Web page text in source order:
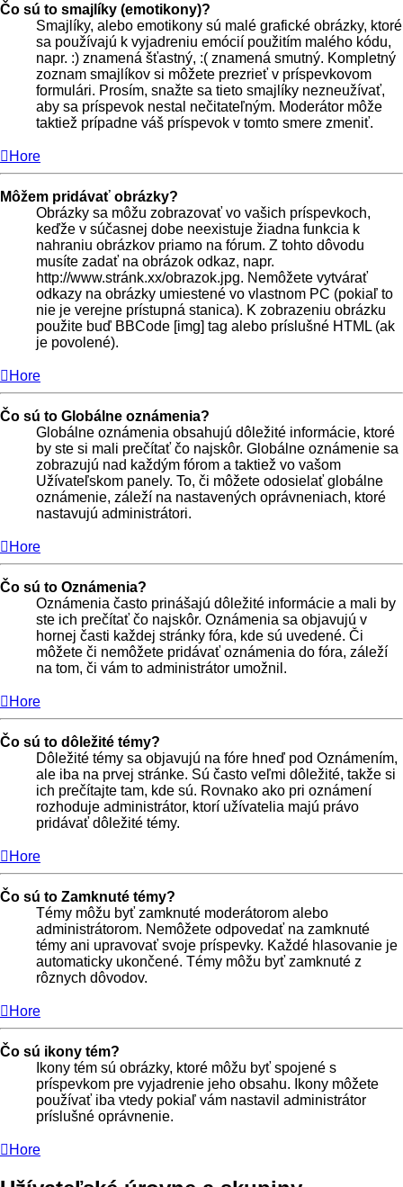
Čo sú to smajlíky (emotikony)?
Smajlíky, alebo emotikony sú malé grafické obrázky, ktoré
sa používajú k vyjadreniu emócií použitím malého kódu,
napr. :) znamená šťastný, :( znamená smutný. Kompletný
zoznam smajlíkov si môžete prezrieť v príspevkovom
formulári. Prosím, snažte sa tieto smajlíky nezneužívať,
aby sa príspevok nestal nečitateľným. Moderátor môže
taktiež prípadne váš príspevok v tomto smere zmeniť.
Hore
Môžem pridávať obrázky?
Obrázky sa môžu zobrazovať vo vašich príspevkoch,
keďže v súčasnej dobe neexistuje žiadna funkcia k
nahraniu obrázkov priamo na fórum. Z tohto dôvodu
musíte zadať na obrázok odkaz, napr.
http://www.stránk.xx/obrazok.jpg. Nemôžete vytvárať
odkazy na obrázky umiestené vo vlastnom PC (pokiaľ to
nie je verejne prístupná stanica). K zobrazeniu obrázku
použite buď BBCode [img] tag alebo príslušné HTML (ak
je povolené).
Hore
Čo sú to Globálne oznámenia?
Globálne oznámenia obsahujú dôležité informácie, ktoré
by ste si mali prečítať čo najskôr. Globálne oznámenie sa
zobrazujú nad každým fórom a taktiež vo vašom
Užívateľskom panely. To, či môžete odosielať globálne
oznámenie, záleží na nastavených oprávneniach, ktoré
nastavujú administrátori.
Hore
Čo sú to Oznámenia?
Oznámenia často prinášajú dôležité informácie a mali by
ste ich prečítať čo najskôr. Oznámenia sa objavujú v
hornej časti každej stránky fóra, kde sú uvedené. Či
môžete či nemôžete pridávať oznámenia do fóra, záleží
na tom, či vám to administrátor umožnil.
Hore
Čo sú to dôležité témy?
Dôležité témy sa objavujú na fóre hneď pod Oznámením,
ale iba na prvej stránke. Sú často veľmi dôležité, takže si
ich prečítajte tam, kde sú. Rovnako ako pri oznámení
rozhoduje administrátor, ktorí užívatelia majú právo
pridávať dôležité témy.
Hore
Čo sú to Zamknuté témy?
Témy môžu byť zamknuté moderátorom alebo
administrátorom. Nemôžete odpovedať na zamknuté
témy ani upravovať svoje príspevky. Každé hlasovanie je
automaticky ukončené. Témy môžu byť zamknuté z
rôznych dôvodov.
Hore
Čo sú ikony tém?
Ikony tém sú obrázky, ktoré môžu byť spojené s
príspevkom pre vyjadrenie jeho obsahu. Ikony môžete
používať iba vtedy pokiaľ vám nastavil administrátor
príslušné oprávnenie.
Hore